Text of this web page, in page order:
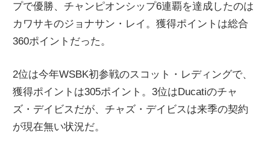
ニ
ー
プで優勝、チャンピオンシップ6連覇を達成したのは
カワサキのジョナサン・レイ。獲得ポイントは総合
360ポイントだった。
2位は今年WSBK初参戦のスコット・レディングで、
獲得ポイントは305ポイント。3位はDucatiのチャ
ズ・デイビスだが、チャズ・デイビスは来季の契約
が現在無い状況だ。